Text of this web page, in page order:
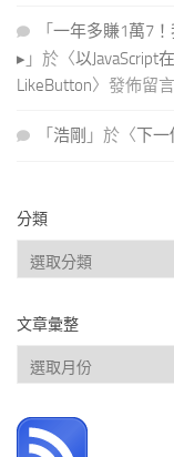
「 一年多賺1萬7！
▸ 」於〈以JavaScript
LikeButton〉發佈留言
「 浩剛 」於〈下一
分類
分
類
文章彙整
文
章
整